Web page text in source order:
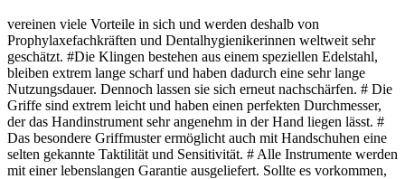
vereinen viele Vorteile in sich und werden deshalb von
Prophylaxefachkräften und Dentalhygienikerinnen weltweit sehr
geschätzt. #Die Klingen bestehen aus einem speziellen Edelstahl,
bleiben extrem lange scharf und haben dadurch eine sehr lange
Nutzungsdauer. Dennoch lassen sie sich erneut nachschärfen. # Die
Griffe sind extrem leicht und haben einen perfekten Durchmesser,
der das Handinstrument sehr angenehm in der Hand liegen lässt. #
Das besondere Griffmuster ermöglicht auch mit Handschuhen eine
selten gekannte Taktilität und Sensitivität. # Alle Instrumente werden
mit einer lebenslangen Garantie ausgeliefert. Sollte es vorkommen,